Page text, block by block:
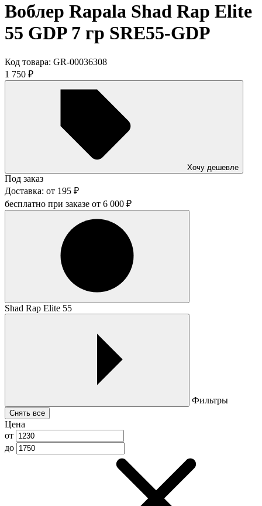
Воблер Rapala Shad Rap Elite
55 GDP 7 гр SRE55-GDP
Код товара: GR-00036308
1 750 ₽
Хочу дешевле
Под заказ
Доставка: от 195 ₽
бесплатно при заказе от 6 000 ₽
Shad Rap Elite 55
Фильтры
Снять все
Цена
от
до